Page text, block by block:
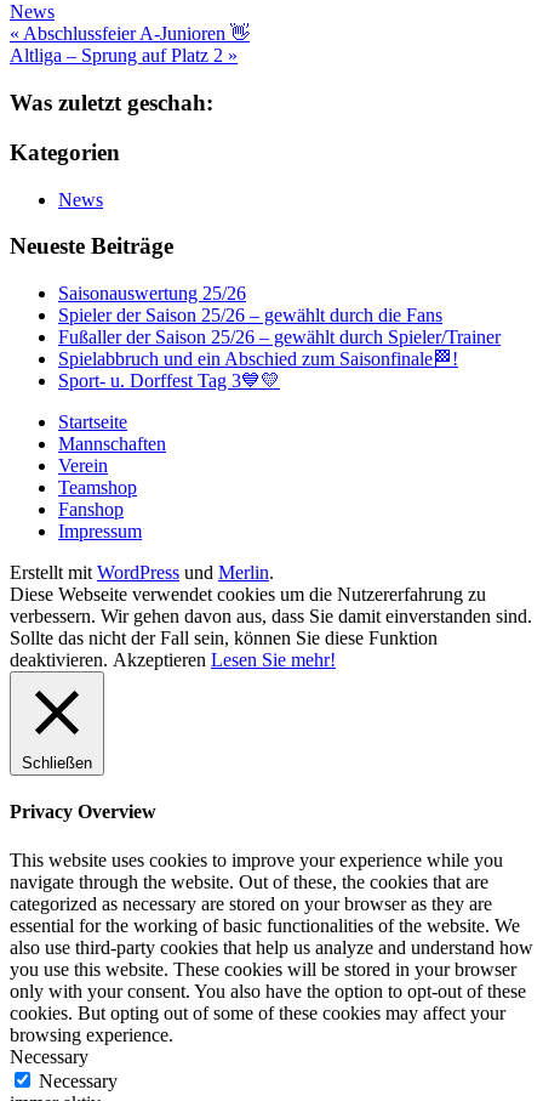
News
Beitragsnavigation
« Abschlussfeier A-Junioren 👋
Altliga – Sprung auf Platz 2 »
Was zuletzt geschah:
Kategorien
News
Neueste Beiträge
Saisonauswertung 25/26
Spieler der Saison 25/26 – gewählt durch die Fans
Fußaller der Saison 25/26 – gewählt durch Spieler/Trainer
Spielabbruch und ein Abschied zum Saisonfinale🏁!
Sport- u. Dorffest Tag 3💙💛
Startseite
Mannschaften
Verein
Teamshop
Fanshop
Impressum
Erstellt mit WordPress und Merlin.
Diese Webseite verwendet cookies um die Nutzererfahrung zu
verbessern. Wir gehen davon aus, dass Sie damit einverstanden sind.
Sollte das nicht der Fall sein, können Sie diese Funktion
deaktivieren. Akzeptieren Lesen Sie mehr!
Schließen
Privacy Overview
This website uses cookies to improve your experience while you
navigate through the website. Out of these, the cookies that are
categorized as necessary are stored on your browser as they are
essential for the working of basic functionalities of the website. We
also use third-party cookies that help us analyze and understand how
you use this website. These cookies will be stored in your browser
only with your consent. You also have the option to opt-out of these
cookies. But opting out of some of these cookies may affect your
browsing experience.
Necessary
Necessary